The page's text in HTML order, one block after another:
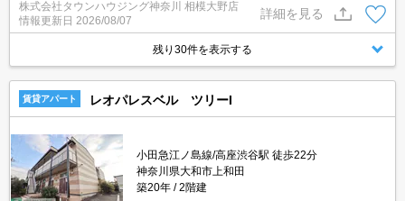
株式会社タウンハウジング神奈川 相模大野店
情報更新日 2026/08/07
詳細を見る
残り30件を表示する
賃貸アパート レオパレスベル ツリーI
小田急江ノ島線/高座渋谷駅 徒歩22分
神奈川県大和市上和田
築20年
2階建